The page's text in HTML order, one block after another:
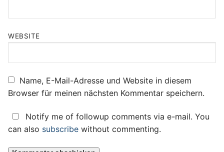
WEBSITE
Name, E-Mail-Adresse und Website in diesem
Browser für meinen nächsten Kommentar speichern.
Notify me of followup comments via e-mail. You
can also subscribe without commenting.